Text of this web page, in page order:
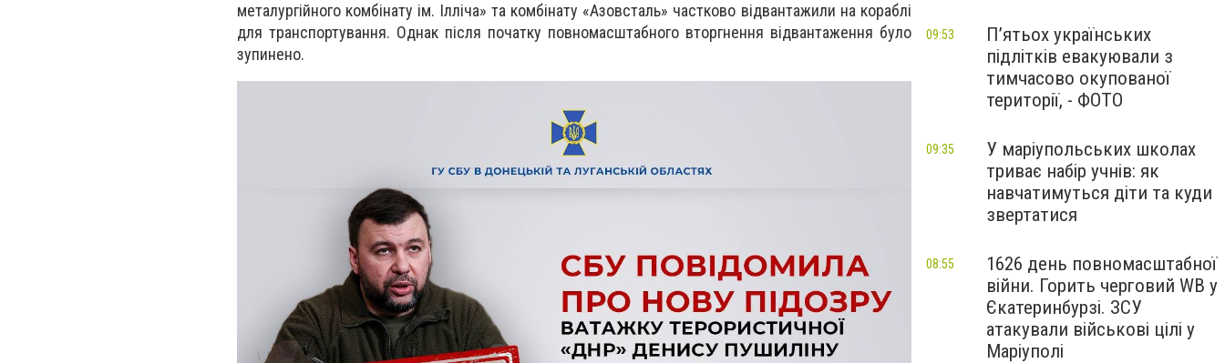
металургійного комбінату ім. Ілліча» та комбінату «Азовсталь» частково відвантажили на кораблі
для транспортування. Однак після початку повномасштабного вторгнення відвантаження було
зупинено.
П’ятьох українських
підлітків евакуювали з
тимчасово окупованої
території, - ФОТО
09:53
У маріупольських школах
триває набір учнів: як
навчатимуться діти та куди
звертатися
09:35
1626 день повномасштабної
війни. Горить черговий WB у
Єкатеринбурзі. ЗСУ
атакували військові цілі у
Маріуполі
08:55